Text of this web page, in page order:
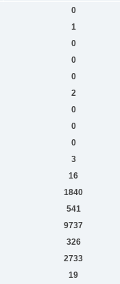
0
1
0
0
0
2
0
0
0
3
16
1840
541
9737
326
2733
19